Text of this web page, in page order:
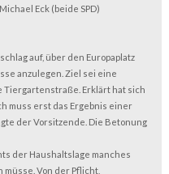
Eck (beide SPD)
auf, über den Europaplatz
anzulegen. Ziel sei eine
Erklärt hat sich
muss erst das Ergebnis einer
der Vorsitzende. Die Betonung
der Haushaltslage manches
Von der Pflicht,